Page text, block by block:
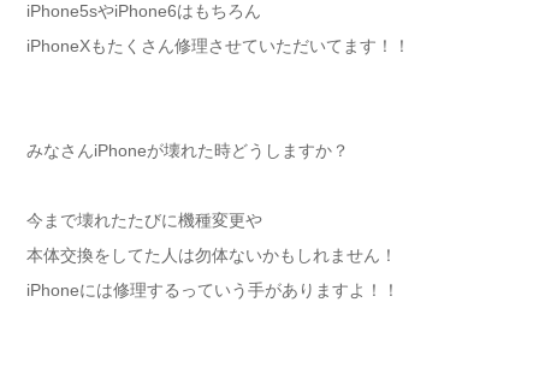
iPhone5sやiPhone6はもちろん
iPhoneXもたくさん修理させていただいてます！！
みなさんiPhoneが壊れた時どうしますか？
今まで壊れたたびに機種変更や
本体交換をしてた人は勿体ないかもしれません！
iPhoneには修理するっていう手がありますよ！！